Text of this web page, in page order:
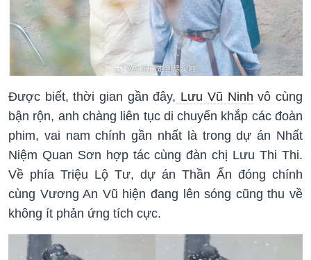
Được biết, thời gian gần đây, Lưu Vũ Ninh vô cùng
bận rộn, anh chàng liên tục di chuyển khắp các đoàn
phim, vai nam chính gần nhất là trong dự án Nhất
Niệm Quan Sơn hợp tác cùng đàn chị Lưu Thi Thi.
Về phía Triệu Lộ Tư, dự án Thần Ẩn đóng chính
cùng Vương An Vũ hiện đang lên sóng cũng thu về
không ít phản ứng tích cực.